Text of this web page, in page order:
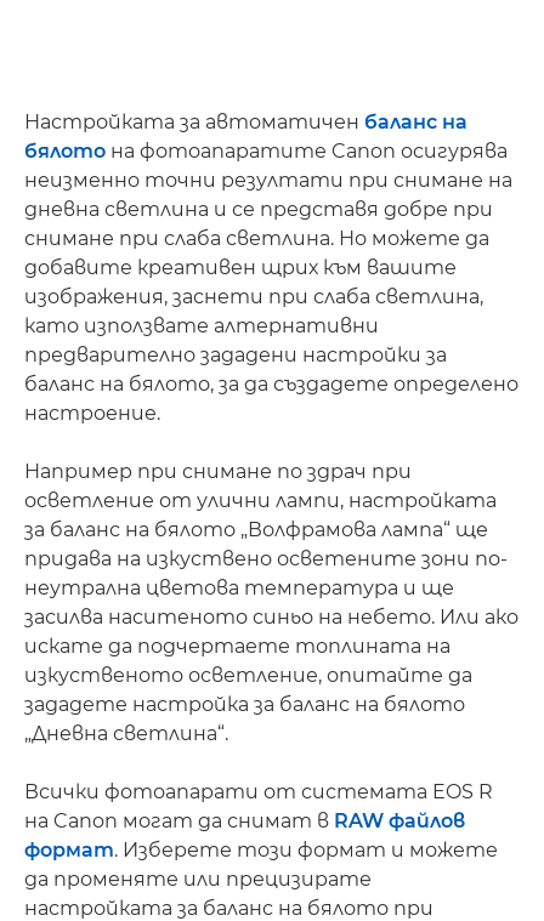
Настройката за автоматичен баланс на
бялото на фотоапаратите Canon осигурява
неизменно точни резултати при снимане на
дневна светлина и се представя добре при
снимане при слаба светлина. Но можете да
добавите креативен щрих към вашите
изображения, заснети при слаба светлина,
като използвате алтернативни
предварително зададени настройки за
баланс на бялото, за да създадете определено
настроение.
Например при снимане по здрач при
осветление от улични лампи, настройката
за баланс на бялото „Волфрамова лампа“ ще
придава на изкуствено осветените зони по-
неутрална цветова температура и ще
засилва наситеното синьо на небето. Или ако
искате да подчертаете топлината на
изкуственото осветление, опитайте да
зададете настройка за баланс на бялото
„Дневна светлина“.
Всички фотоапарати от системата EOS R
на Canon могат да снимат в RAW файлов
формат. Изберете този формат и можете
да променяте или прецизирате
настройката за баланс на бялото при